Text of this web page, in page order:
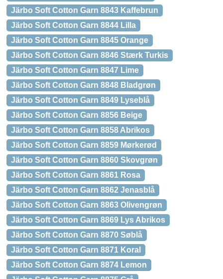
Järbo Soft Cotton Garn 8843 Kaffebrun
Järbo Soft Cotton Garn 8844 Lilla
Järbo Soft Cotton Garn 8845 Orange
Järbo Soft Cotton Garn 8846 Stærk Turkis
Järbo Soft Cotton Garn 8847 Lime
Järbo Soft Cotton Garn 8848 Bladgrøn
Järbo Soft Cotton Garn 8849 Lyseblå
Järbo Soft Cotton Garn 8856 Beige
Järbo Soft Cotton Garn 8858 Abrikos
Järbo Soft Cotton Garn 8859 Mørkerød
Järbo Soft Cotton Garn 8860 Skovgrøn
Järbo Soft Cotton Garn 8861 Rosa
Järbo Soft Cotton Garn 8862 Jenasblå
Järbo Soft Cotton Garn 8863 Olivengrøn
Järbo Soft Cotton Garn 8869 Lys Abrikos
Järbo Soft Cotton Garn 8870 Søblå
Järbo Soft Cotton Garn 8871 Koral
Järbo Soft Cotton Garn 8874 Lemon